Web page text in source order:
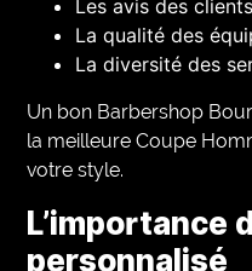
Les avis des clients
La qualité des
La diversité des
Un bon Barbershop
la meilleure Coupe
votre style.
L’importance
personnalisé